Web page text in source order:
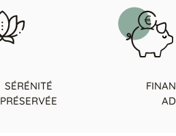
SÉRÉNITÉ
PRÉSERVÉE